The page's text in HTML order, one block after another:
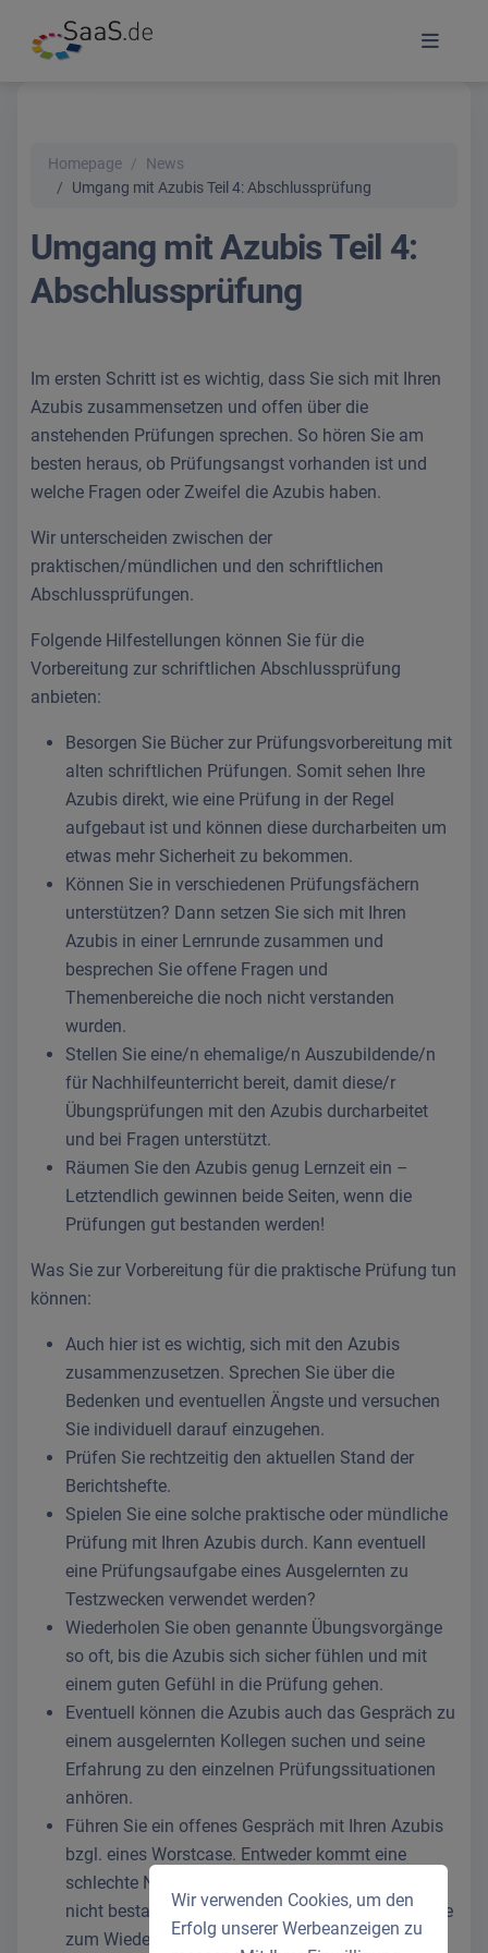
Homepage
News
Umgang mit Azubis Teil 4: Abschlussprüfung
Umgang mit Azubis Teil 4:
Abschlussprüfung
Im ersten Schritt ist es wichtig, dass Sie sich mit Ihren
Azubis zusammensetzen und offen über die
anstehenden Prüfungen sprechen. So hören Sie am
besten heraus, ob Prüfungsangst vorhanden ist und
welche Fragen oder Zweifel die Azubis haben.
Wir unterscheiden zwischen der
praktischen/mündlichen und den schriftlichen
Abschlussprüfungen.
Folgende Hilfestellungen können Sie für die
Vorbereitung zur schriftlichen Abschlussprüfung
anbieten:
Besorgen Sie Bücher zur Prüfungsvorbereitung mit
alten schriftlichen Prüfungen. Somit sehen Ihre
Azubis direkt, wie eine Prüfung in der Regel
aufgebaut ist und können diese durcharbeiten um
etwas mehr Sicherheit zu bekommen.
Können Sie in verschiedenen Prüfungsfächern
unterstützen? Dann setzen Sie sich mit Ihren
Azubis in einer Lernrunde zusammen und
besprechen Sie offene Fragen und
Themenbereiche die noch nicht verstanden
wurden.
Stellen Sie eine/n ehemalige/n Auszubildende/n
für Nachhilfeunterricht bereit, damit diese/r
Übungsprüfungen mit den Azubis durcharbeitet
und bei Fragen unterstützt.
Räumen Sie den Azubis genug Lernzeit ein –
Letztendlich gewinnen beide Seiten, wenn die
Prüfungen gut bestanden werden!
Was Sie zur Vorbereitung für die praktische Prüfung tun
können:
Auch hier ist es wichtig, sich mit den Azubis
zusammenzusetzen. Sprechen Sie über die
Bedenken und eventuellen Ängste und versuchen
Sie individuell darauf einzugehen.
Prüfen Sie rechtzeitig den aktuellen Stand der
Berichtshefte.
Spielen Sie eine solche praktische oder mündliche
Prüfung mit Ihren Azubis durch. Kann eventuell
eine Prüfungsaufgabe eines Ausgelernten zu
Testzwecken verwendet werden?
Wiederholen Sie oben genannte Übungsvorgänge
so oft, bis die Azubis sich sicher fühlen und mit
einem guten Gefühl in die Prüfung gehen.
Eventuell können die Azubis auch das Gespräch zu
einem ausgelernten Kollegen suchen und seine
Erfahrung zu den einzelnen Prüfungssituationen
anhören.
Führen Sie ein offenes Gespräch mit Ihren Azubis
bzgl. eines Worstcase. Entweder kommt eine
schlechte Note dabei raus oder die Prüfung wird
nicht bestanden. Doch selbst dann gibt es Termine
zum Wiederholen. Eine nicht bestandene Prüfung
Wir verwenden Cookies, um den
Erfolg unserer Werbeanzeigen zu